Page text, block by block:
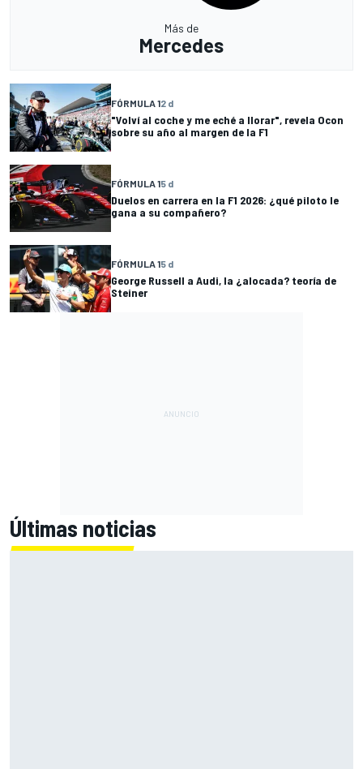
Más de
Mercedes
FÓRMULA 12 d
"Volví al coche y me eché a llorar", revela Ocon
sobre su año al margen de la F1
FÓRMULA 15 d
Duelos en carrera en la F1 2026: ¿qué piloto le
gana a su compañero?
FÓRMULA 15 d
George Russell a Audi, la ¿alocada? teoría de
Steiner
Últimas noticias